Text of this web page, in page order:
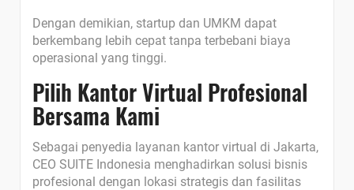
Dengan demikian, startup dan UMKM dapat
berkembang lebih cepat tanpa terbebani biaya
operasional yang tinggi.
Pilih Kantor Virtual Profesional
Bersama Kami
Sebagai penyedia layanan kantor virtual di Jakarta,
CEO SUITE Indonesia menghadirkan solusi bisnis
profesional dengan lokasi strategis dan fasilitas